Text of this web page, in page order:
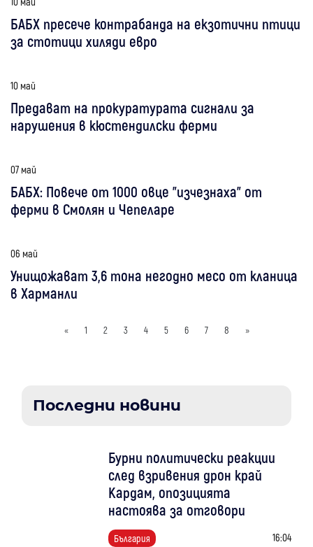
БАБХ пресече контрабанда на екзотични птици
за стотици хиляди евро
10 май
Предават на прокуратурата сигнали за
нарушения в кюстендилски ферми
07 май
БАБХ: Повече от 1000 овце "изчезнаха" от
ферми в Смолян и Чепеларе
06 май
Унищожават 3,6 тона негодно месо от кланица
в Харманли
« 1 2 3 4 5 6 7 8 »
Последни новини
Бурни политически реакции
след взривения дрон край
Кардам, опозицията
настоява за отговори
България 16:04